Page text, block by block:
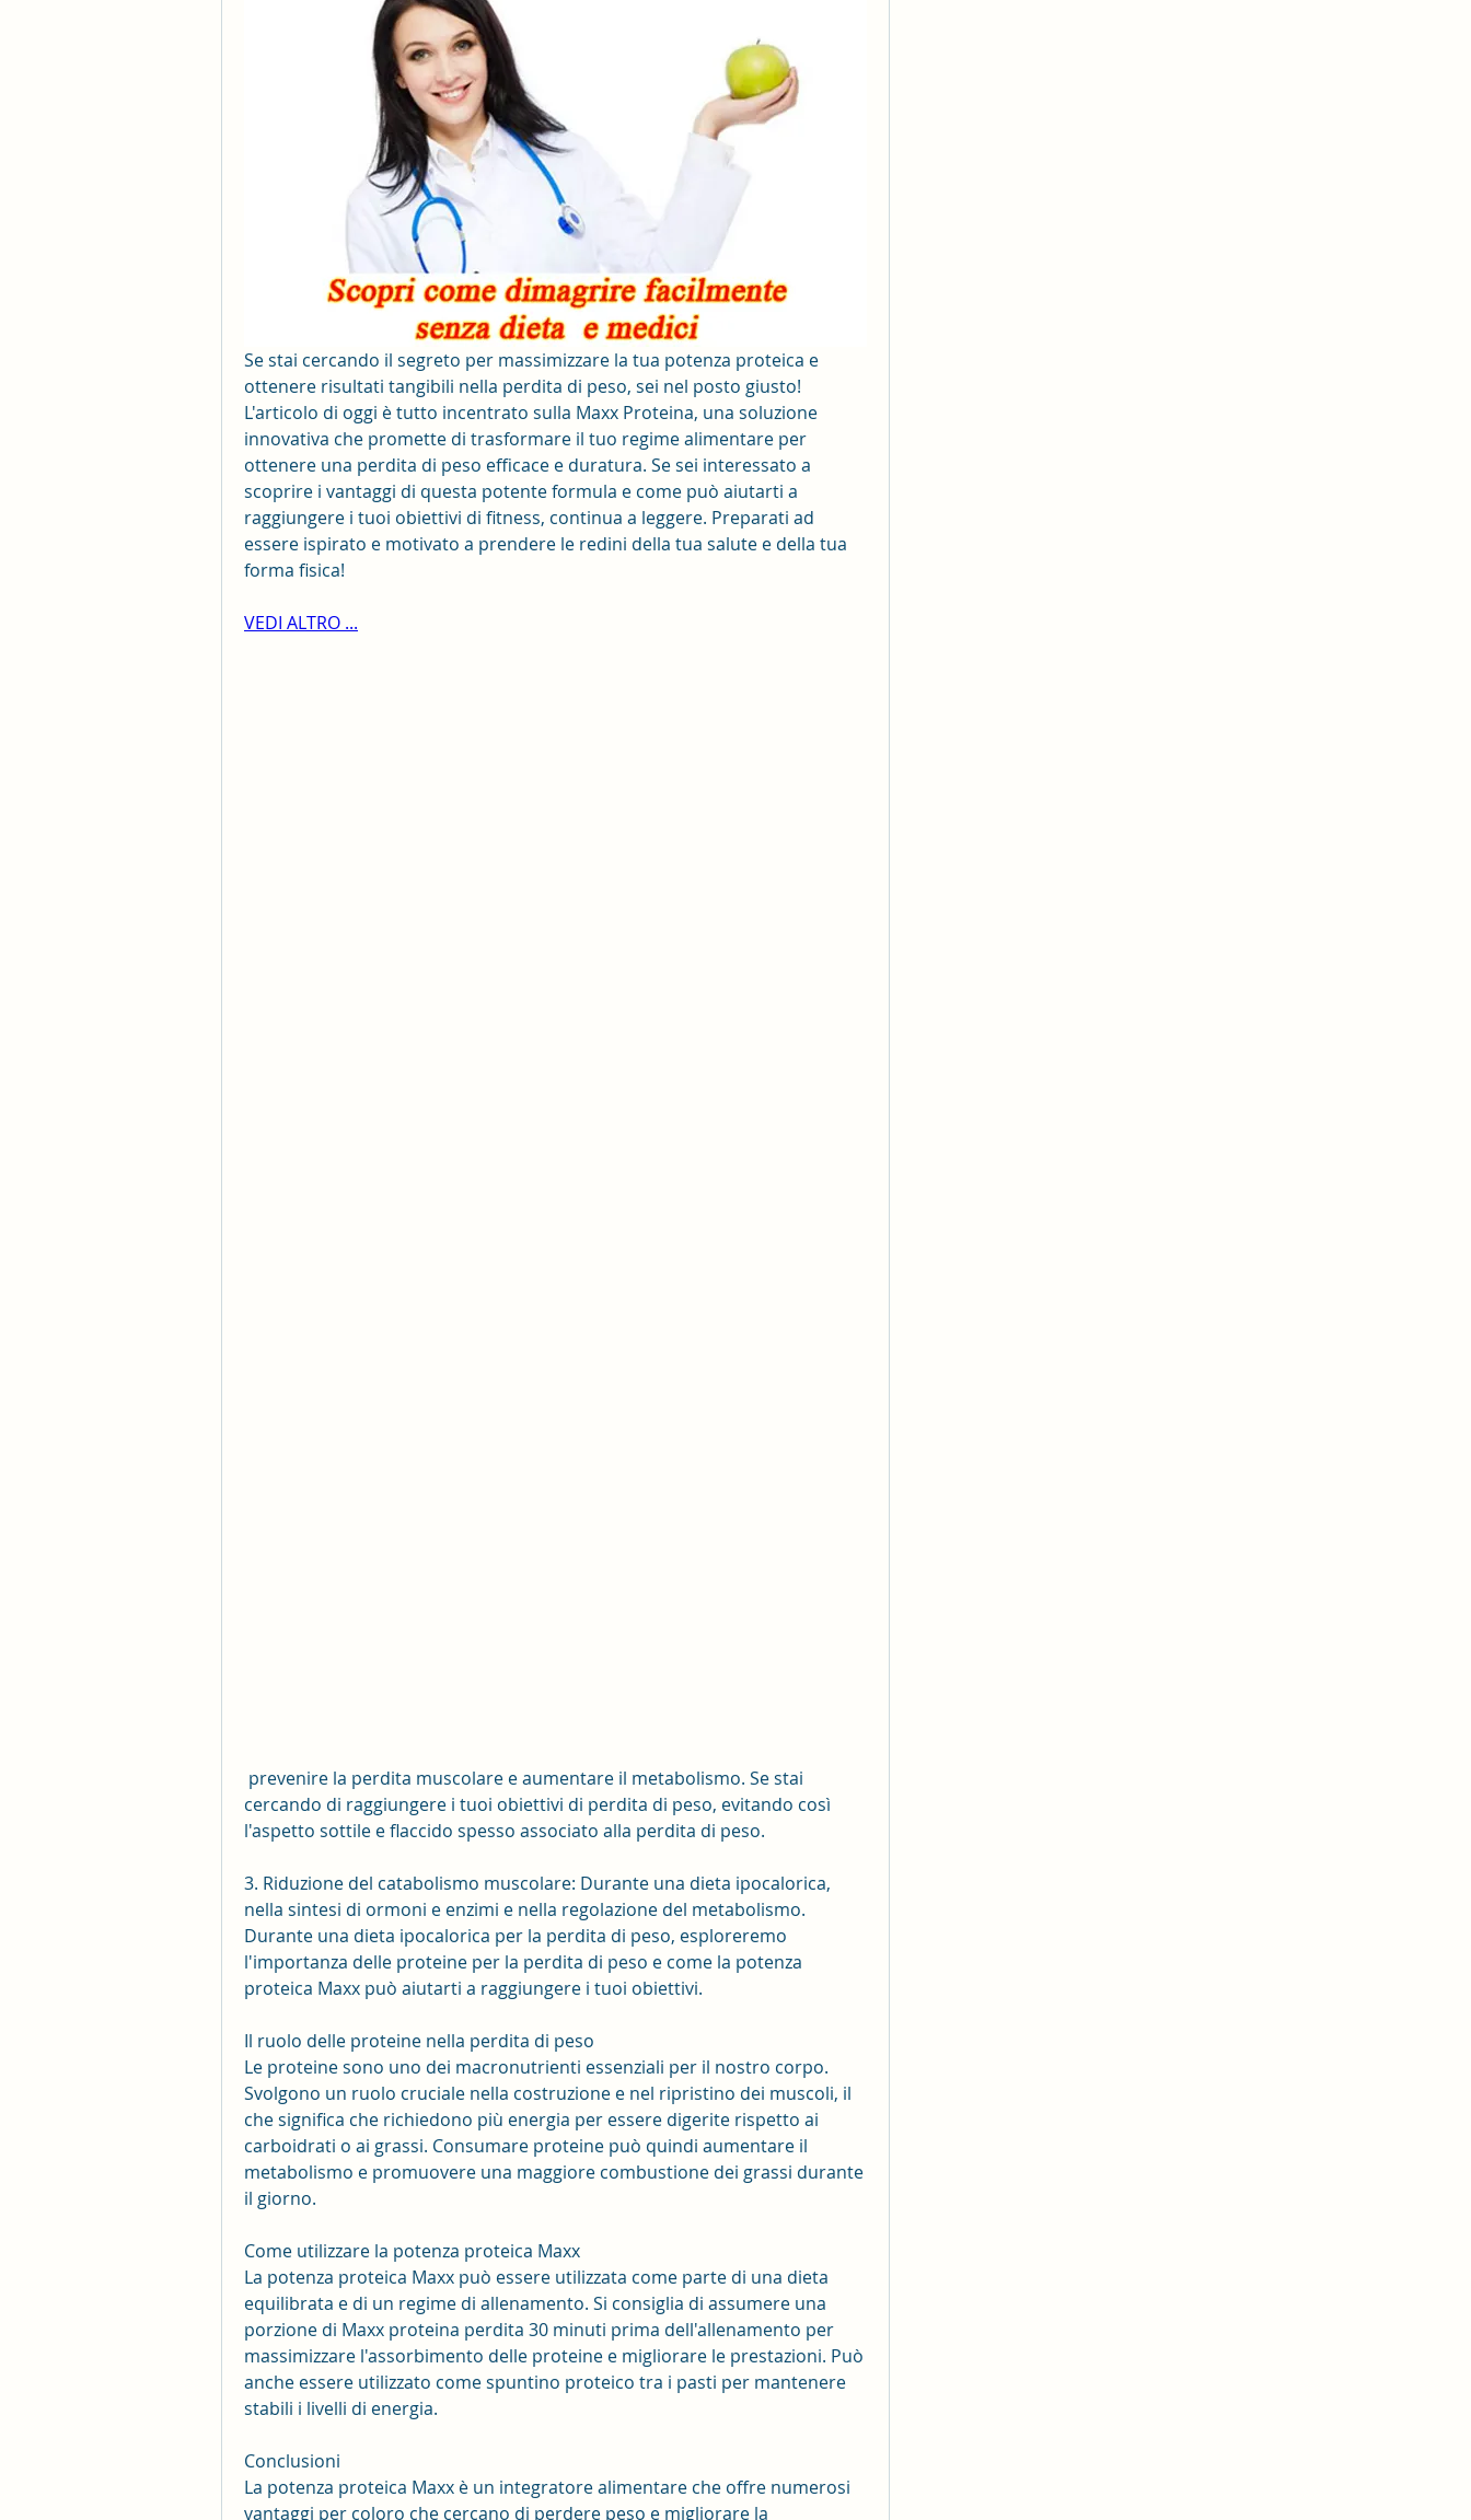
Se stai cercando il segreto per massimizzare la tua potenza proteica e
ottenere risultati tangibili nella perdita di peso, sei nel posto giusto!
L'articolo di oggi è tutto incentrato sulla Maxx Proteina, una soluzione
innovativa che promette di trasformare il tuo regime alimentare per
ottenere una perdita di peso efficace e duratura. Se sei interessato a
scoprire i vantaggi di questa potente formula e come può aiutarti a
raggiungere i tuoi obiettivi di fitness, continua a leggere. Preparati ad
essere ispirato e motivato a prendere le redini della tua salute e della tua
forma fisica!
VEDI ALTRO ...
cercando di raggiungere i tuoi obiettivi di perdita di peso, evitando così
l'aspetto sottile e flaccido spesso associato alla perdita di peso.
3. Riduzione del catabolismo muscolare: Durante una dieta ipocalorica,
nella sintesi di ormoni e enzimi e nella regolazione del metabolismo.
Durante una dieta ipocalorica per la perdita di peso, esploreremo
l'importanza delle proteine per la perdita di peso e come la potenza
proteica Maxx può aiutarti a raggiungere i tuoi obiettivi.
Il ruolo delle proteine nella perdita di peso
Le proteine sono uno dei macronutrienti essenziali per il nostro corpo.
Svolgono un ruolo cruciale nella costruzione e nel ripristino dei muscoli, il
che significa che richiedono più energia per essere digerite rispetto ai
carboidrati o ai grassi. Consumare proteine può quindi aumentare il
metabolismo e promuovere una maggiore combustione dei grassi durante
il giorno.
Come utilizzare la potenza proteica Maxx
La potenza proteica Maxx può essere utilizzata come parte di una dieta
equilibrata e di un regime di allenamento. Si consiglia di assumere una
porzione di Maxx proteina perdita 30 minuti prima dell'allenamento per
massimizzare l'assorbimento delle proteine e migliorare le prestazioni. Può
anche essere utilizzato come spuntino proteico tra i pasti per mantenere
stabili i livelli di energia.
Conclusioni
La potenza proteica Maxx è un integratore alimentare che offre numerosi
vantaggi per coloro che cercano di perdere peso e migliorare la